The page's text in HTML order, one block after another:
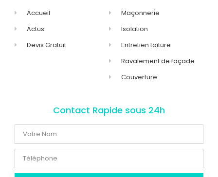
Accueil
Actus
Devis Gratuit
Maçonnerie
Isolation
Entretien toiture
Ravalement de façade
Couverture
Contact Rapide sous 24h